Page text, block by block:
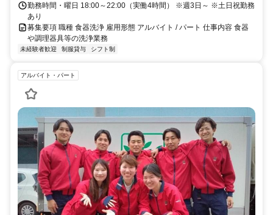
◆東京メトロ有楽町線「新富町」駅4番出口から徒歩9分
勤務時間・曜日 18:00～22:00（実働4時間） ※週3日～ ※土日祝勤務
あり
募集要項 職種 食器洗浄 雇用形態 アルバイト / パート 仕事内容 食器
や調理器具等の洗浄業務
未経験者歓迎 制服貸与 シフト制
アルバイト・パート